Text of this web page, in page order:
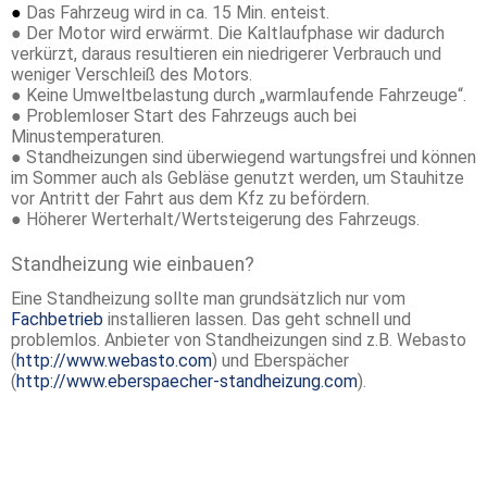
● Das Fahrzeug wird in ca. 15 Min. enteist.
● Der Motor wird erwärmt. Die Kaltlaufphase wir dadurch
verkürzt, daraus resultieren ein niedrigerer Verbrauch und
weniger Verschleiß des Motors.
● Keine Umweltbelastung durch „warmlaufende Fahrzeuge“.
● Problemloser Start des Fahrzeugs auch bei
Minustemperaturen.
● Standheizungen sind überwiegend wartungsfrei und können
im Sommer auch als Gebläse genutzt werden, um Stauhitze
vor Antritt der Fahrt aus dem Kfz zu befördern.
● Höherer Werterhalt/Wertsteigerung des Fahrzeugs.
Standheizung wie einbauen?
Eine Standheizung sollte man grundsätzlich nur vom
Fachbetrieb installieren lassen. Das geht schnell und
problemlos. Anbieter von Standheizungen sind z.B. Webasto
(http://www.webasto.com) und Eberspächer
(http://www.eberspaecher-standheizung.com).